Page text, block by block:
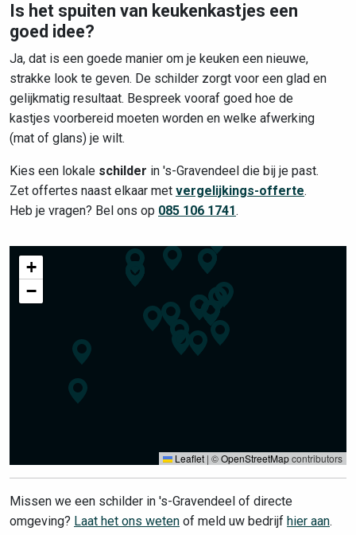
Is het spuiten van keukenkastjes een
goed idee?
Ja, dat is een goede manier om je keuken een nieuwe,
strakke look te geven. De schilder zorgt voor een glad en
gelijkmatig resultaat. Bespreek vooraf goed hoe de
kastjes voorbereid moeten worden en welke afwerking
(mat of glans) je wilt.
Kies een lokale schilder in 's-Gravendeel die bij je past.
Zet offertes naast elkaar met vergelijkings-offerte.
Heb je vragen? Bel ons op 085 106 1741.
+
−
Leaflet | ©OpenStreetMapcontributors
Missen we een schilder in 's-Gravendeel of directe
omgeving? Laat het ons weten of meld uw bedrijf hier aan.